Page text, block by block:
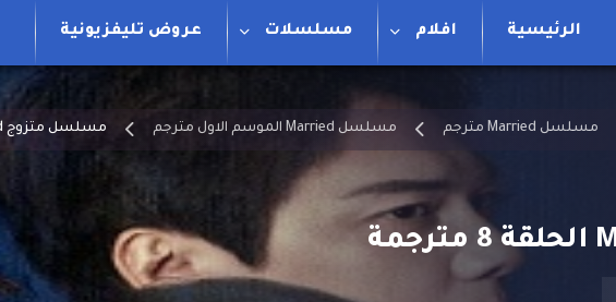
الرئيسية افلام مسلسلات عروض تليفزيونية
مسلسل Married مترجم مسلسل Married الموسم الاول مترجم مسلسل متزوج Married الحلقة 8 مترجمة